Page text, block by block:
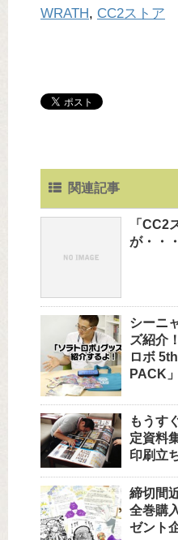
WRATH, CC2ストア
関連記事
「CC2
が・・
シーニ
ズ紹介
ロボ
PACK」
もうす
定資料
印刷立
締切間
全巻購
ゼント